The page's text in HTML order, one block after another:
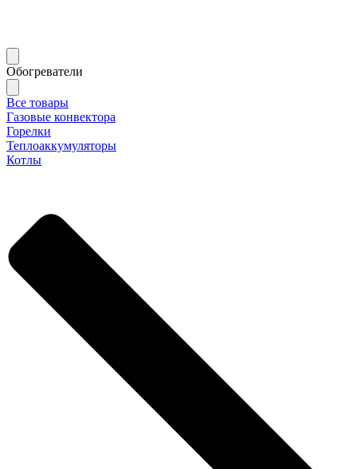
Обогреватели
Все товары
Газовые конвектора
Горелки
Теплоаккумуляторы
Котлы